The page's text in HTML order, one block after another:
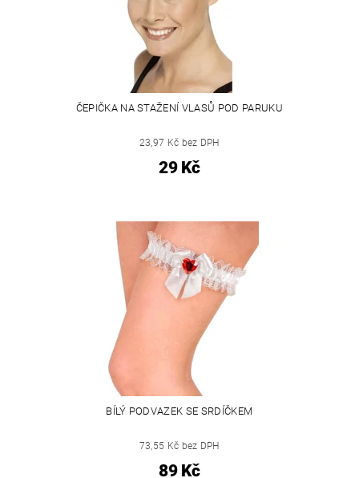
ČEPIČKA NA STAŽENÍ VLASŮ POD PARUKU
23,97 Kč bez DPH
29 Kč
BÍLÝ PODVAZEK SE SRDÍČKEM
73,55 Kč bez DPH
89 Kč